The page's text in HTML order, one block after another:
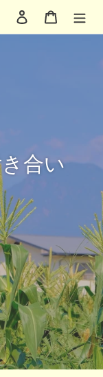
検索 ログインカート
合い